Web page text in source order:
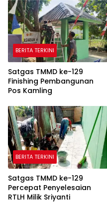
BERITA TERKINI
Satgas TMMD ke-129
Finishing Pembangunan
Pos Kamling
BERITA TERKINI
Satgas TMMD ke-129
Percepat Penyelesaian
RTLH Milik Sriyanti